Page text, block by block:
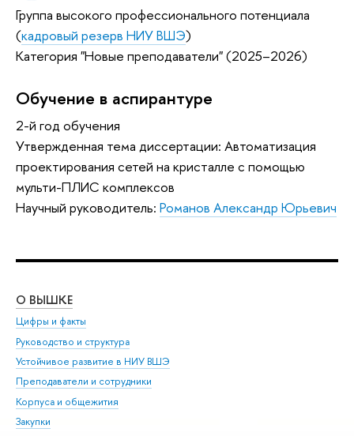
Группа высокого профессионального потенциала
(кадровый резерв НИУ ВШЭ)
Категория "Новые преподаватели" (2025–2026)
Обучение в аспирантуре
2-й год обучения
Утвержденная тема диссертации: Автоматизация
проектирования сетей на кристалле с помощью
мульти-ПЛИС комплексов
Научный руководитель: Романов Александр Юрьевич
О ВЫШКЕ
Цифры и факты
Руководство и структура
Устойчивое развитие в НИУ ВШЭ
Преподаватели и сотрудники
Корпуса и общежития
Закупки